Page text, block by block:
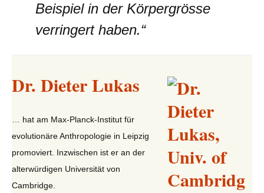
Beispiel in der Körpergrösse
verringert haben.“
Dr. Dieter Lukas
… hat am Max-Planck-Institut für
evolutionäre Anthropologie in Leipzig
promoviert. Inzwischen ist er an der
alterwürdigen Universität von
Cambridge.